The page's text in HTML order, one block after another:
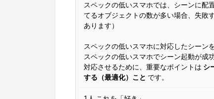
スペックの低いスマホでは、 シーンに配
てるオブジェクトの数が多い場合、失敗
あります）
スペックの低いスマホに対応したシーン
スペックの低いスマホでシーン起動が成
対応させるために、重要なポイントは シ
する（最適化）こと です。